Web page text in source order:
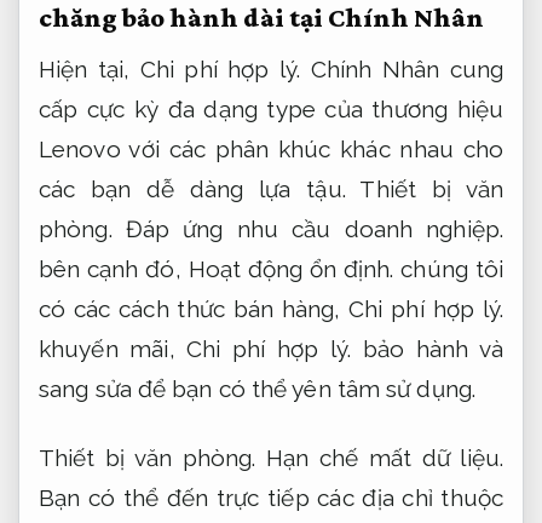
chăng bảo hành dài tại Chính Nhân
Hiện tại, Chi phí hợp lý. Chính Nhân cung
cấp cực kỳ đa dạng type của thương hiệu
Lenovo với các phân khúc khác nhau cho
các bạn dễ dàng lựa tậu. Thiết bị văn
phòng. Đáp ứng nhu cầu doanh nghiệp.
bên cạnh đó, Hoạt động ổn định. chúng tôi
có các cách thức bán hàng,Chi phí hợp lý.
khuyến mãi,Chi phí hợp lý. bảo hành và
sang sửa để bạn có thể yên tâm sử dụng.
Thiết bị văn phòng. Hạn chế mất dữ liệu.
Bạn có thể đến trực tiếp các địa chỉ thuộc